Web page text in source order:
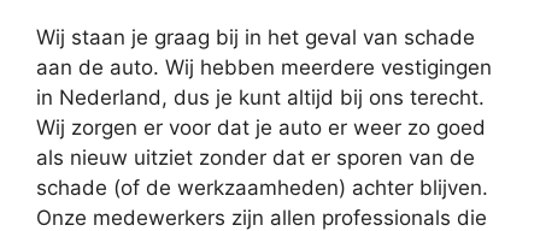
Wij staan je graag bij in het geval van schade
aan de auto. Wij hebben meerdere vestigingen
in Nederland, dus je kunt altijd bij ons terecht.
Wij zorgen er voor dat je auto er weer zo goed
als nieuw uitziet zonder dat er sporen van de
schade (of de werkzaamheden) achter blijven.
Onze medewerkers zijn allen professionals die